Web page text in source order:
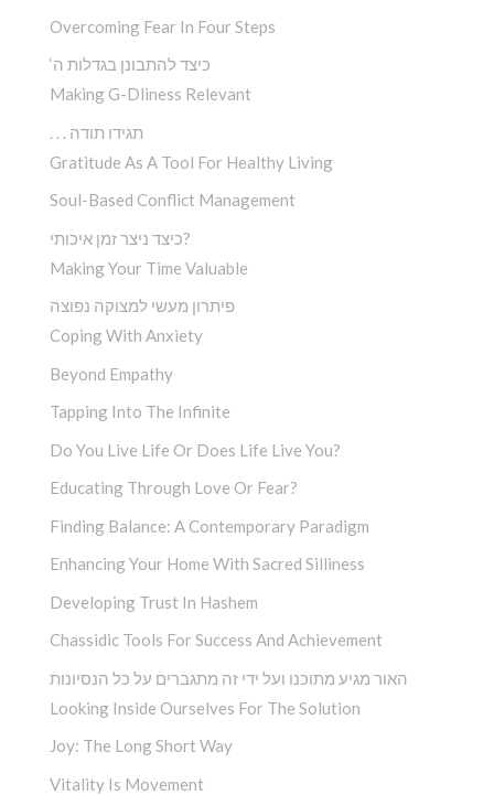
Overcoming Fear In Four Steps
‘כיצד להתבונן בגדלות ה
Making G-Dliness Relevant
. . . תגידו תודה
Gratitude As A Tool For Healthy Living
Soul-Based Conflict Management
כיצד ניצר זמן איכותי?
Making Your Time Valuable
פיתרון מעשי למצוקה נפוצה
Coping With Anxiety
Beyond Empathy
Tapping Into The Infinite
Do You Live Life Or Does Life Live You?
Educating Through Love Or Fear?
Finding Balance: A Contemporary Paradigm
Enhancing Your Home With Sacred Silliness
Developing Trust In Hashem
Chassidic Tools For Success And Achievement
האור מגיע מתוכנו ועל ידי זה מתגברים על כל הנסיונות
Looking Inside Ourselves For The Solution
Joy: The Long Short Way
Vitality Is Movement